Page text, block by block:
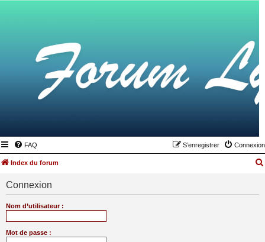
FAQ Connexion
S’enregistrer
Index du forum
Connexion
Nom d’utilisateur :
Mot de passe :